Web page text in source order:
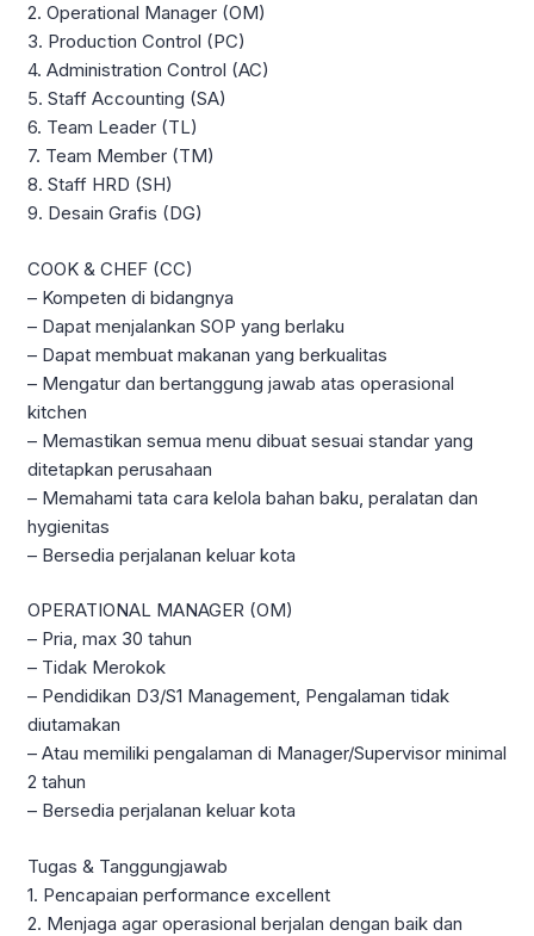
2. Operational Manager (OM)
3. Production Control (PC)
4. Administration Control (AC)
5. Staff Accounting (SA)
6. Team Leader (TL)
7. Team Member (TM)
8. Staff HRD (SH)
9. Desain Grafis (DG)
COOK & CHEF (CC)
– Kompeten di bidangnya
– Dapat menjalankan SOP yang berlaku
– Dapat membuat makanan yang berkualitas
– Mengatur dan bertanggung jawab atas operasional
kitchen
– Memastikan semua menu dibuat sesuai standar yang
ditetapkan perusahaan
– Memahami tata cara kelola bahan baku, peralatan dan
hygienitas
– Bersedia perjalanan keluar kota
OPERATIONAL MANAGER (OM)
– Pria, max 30 tahun
– Tidak Merokok
– Pendidikan D3/S1 Management, Pengalaman tidak
diutamakan
– Atau memiliki pengalaman di Manager/Supervisor minimal
2 tahun
– Bersedia perjalanan keluar kota
Tugas & Tanggungjawab
1. Pencapaian performance excellent
2. Menjaga agar operasional berjalan dengan baik dan